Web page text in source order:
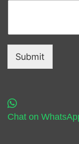
Submit
Chat on